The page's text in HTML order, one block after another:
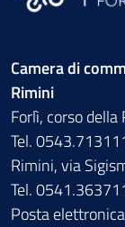
Camera di
Rimini
Forlì, corso
Tel.
Rimini, via
Tel.
Posta